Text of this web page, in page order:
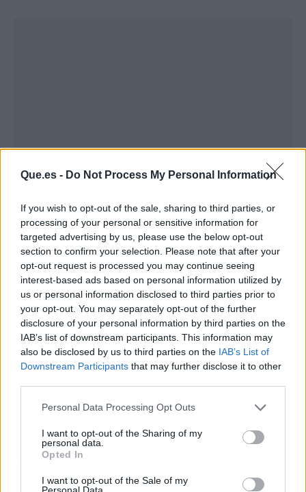
Que.es - Do Not Process My Personal Information
If you wish to opt-out of the sale, sharing to third parties, or
processing of your personal or sensitive information for
targeted advertising by us, please use the below opt-out
section to confirm your selection. Please note that after your
opt-out request is processed you may continue seeing
interest-based ads based on personal information utilized by
us or personal information disclosed to third parties prior to
your opt-out. You may separately opt-out of the further
disclosure of your personal information by third parties on the
IAB’s list of downstream participants. This information may
also be disclosed by us to third parties on the IAB’s List of
Downstream Participants that may further disclose it to other
Personal Data Processing Opt Outs
I want to opt-out of the Sharing of my
personal data.
Opted In
I want to opt-out of the Sale of my
Personal Data.
Publicidad
Tal y como explicaron las mimas fuentes, no
hubo ningún percance previo por el que la
afectada cayera al suelo. Presenta un deterioro